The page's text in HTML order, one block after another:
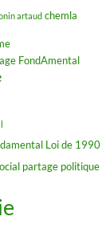
artaud chemla
FondAmental
Loi de 1990
partage politique